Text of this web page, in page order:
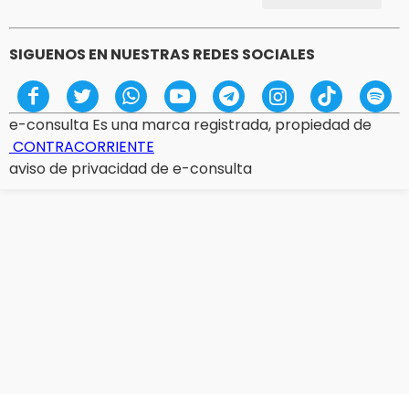
SIGUENOS EN NUESTRAS REDES SOCIALES
e-consulta Es una marca registrada, propiedad de
CONTRACORRIENTE
aviso de privacidad de e-consulta